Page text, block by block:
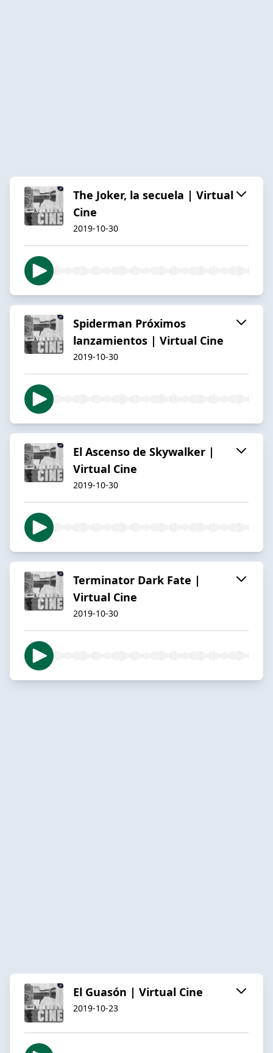
The Joker, la secuela | Virtual
Cine
2019-10-30
Spiderman Próximos
lanzamientos | Virtual Cine
2019-10-30
El Ascenso de Skywalker |
Virtual Cine
2019-10-30
Terminator Dark Fate |
Virtual Cine
2019-10-30
El Guasón | Virtual Cine
2019-10-23